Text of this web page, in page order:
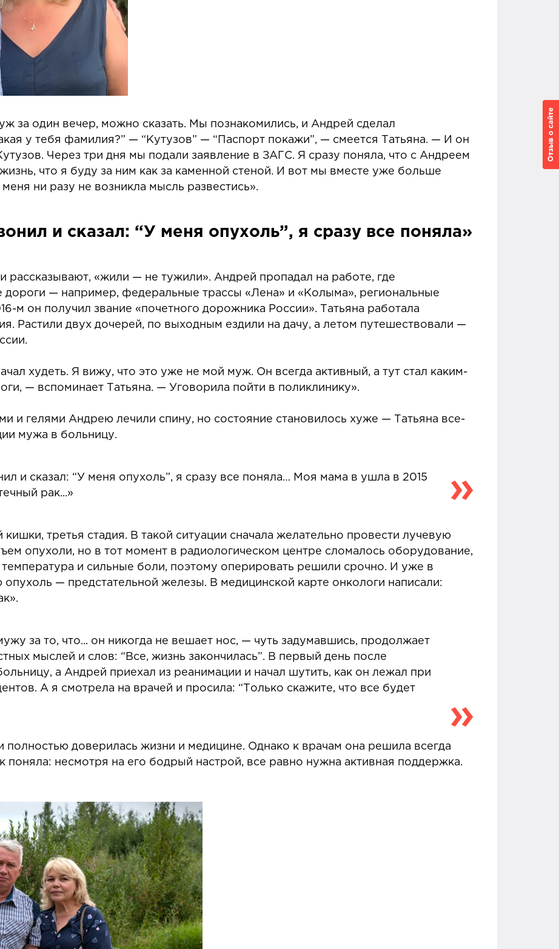
за один вечер, можно сказать. Мы познакомились, и Андрей сделал
у тебя фамилия?” — “Кутузов” — “Паспорт покажи”, — смеется Татьяна. — И он
Через три дня мы подали заявление в ЗАГС. Я сразу поняла, что с Андреем
что я буду за ним как за каменной стеной. И вот мы вместе уже больше
ни разу не возникла мысль развестись».
и сказал: “У меня опухоль”, я сразу все поняла»
рассказывают, «жили — не тужили». Андрей пропадал на работе, где
дороги — например, федеральные трассы «Лена» и «Колыма», региональные
м он получил звание «почетного дорожника России». Татьяна работала
Растили двух дочерей, по выходным ездили на дачу, а летом путешествовали —
худеть. Я вижу, что это уже не мой муж. Он всегда активный, а тут стал каким-
— вспоминает Татьяна. — Уговорила пойти в поликлинику».
и гелями Андрею лечили спину, но состояние становилось хуже — Татьяна все-
мужа в больницу.
и сказал: “У меня опухоль”, я сразу все поняла… Моя мама в ушла в 2015
рак...»
кишки, третья стадия. В такой ситуации сначала желательно провести лучевую
опухоли, но в тот момент в радиологическом центре сломалось оборудование,
и сильные боли, поэтому оперировать решили срочно. И уже в
— предстательной железы. В медицинской карте онкологи написали:
за то, что... он никогда не вешает нос, — чуть задумавшись, продолжает
мыслей и слов: “Все, жизнь закончилась”. В первый день после
а Андрей приехал из реанимации и начал шутить, как он лежал при
А я смотрела на врачей и просила: “Только скажите, что все будет
полностью доверилась жизни и медицине. Однако к врачам она решила всегда
поняла: несмотря на его бодрый настрой, все равно нужна активная поддержка.